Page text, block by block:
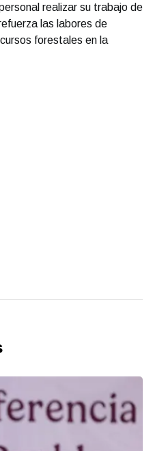
realizar su trabajo de
las labores de
forestales en la